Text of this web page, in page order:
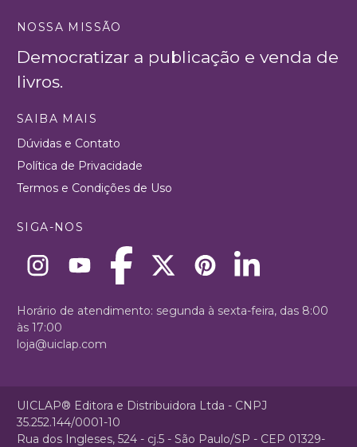
NOSSA MISSÃO
Democratizar a publicação e venda de
livros.
SAIBA MAIS
Dúvidas e Contato
Política de Privacidade
Termos e Condições de Uso
SIGA-NOS
Horário de atendimento: segunda à sexta-feira, das 8:00
às 17:00
loja@uiclap.com
UICLAP® Editora e Distribuidora Ltda - CNPJ
35.252.144/0001-10
Rua dos Ingleses, 524 - cj.5 - São Paulo/SP - CEP 01329-